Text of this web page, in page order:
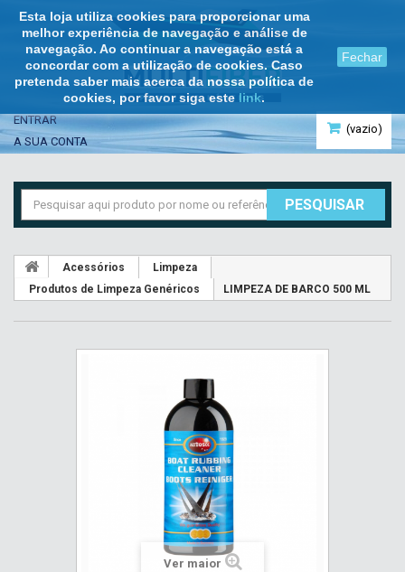
Esta loja utiliza cookies para proporcionar uma
melhor experiência de navegação e análise de
navegação. Ao continuar a navegação está a
concordar com a utilização de cookies. Caso
pretenda saber mais acerca da nossa política de
cookies, por favor siga este link.
Fechar
(vazio)
ENTRAR
A SUA CONTA
PESQUISAR
Acessórios
Limpeza
Produtos de Limpeza Genéricos
LIMPEZA DE BARCO 500 ML
Ver maior